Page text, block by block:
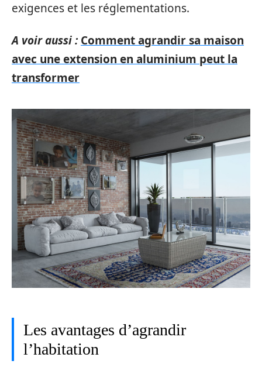
exigences et les réglementations.
A voir aussi : Comment agrandir sa maison
avec une extension en aluminium peut la
transformer
Les avantages d’agrandir
l’habitation